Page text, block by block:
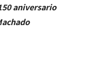
aniversario